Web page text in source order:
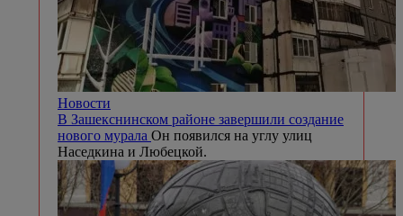
Новости
В Зашекснинском районе завершили создание
нового мурала Он появился на углу улиц
Наседкина и Любецкой.